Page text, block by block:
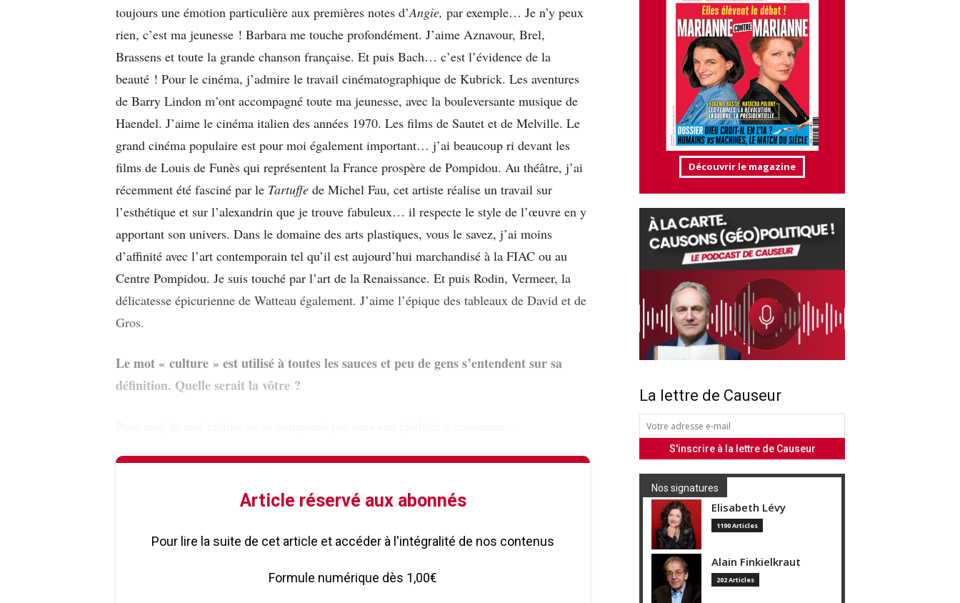
toujours une émotion particulière aux premières notes d’Angie, par exemple… Je n’y peux
rien, c’est ma jeunesse ! Barbara me touche profondément. J’aime Aznavour, Brel,
Brassens et toute la grande chanson française. Et puis Bach… c’est l’évidence de la
beauté ! Pour le cinéma, j’admire le travail cinématographique de Kubrick. Les aventures
de Barry Lindon m’ont accompagné toute ma jeunesse, avec la bouleversante musique de
Haendel. J’aime le cinéma italien des années 1970. Les films de Sautet et de Melville. Le
grand cinéma populaire est pour moi également important… j’ai beaucoup ri devant les
films de Louis de Funès qui représentent la France prospère de Pompidou. Au théâtre, j’ai
récemment été fasciné par le Tartuffe de Michel Fau, cet artiste réalise un travail sur
l’esthétique et sur l’alexandrin que je trouve fabuleux… il respecte le style de l’œuvre en y
apportant son univers. Dans le domaine des arts plastiques, vous le savez, j’ai moins
d’affinité avec l’art contemporain tel qu’il est aujourd’hui marchandisé à la FIAC ou au
Centre Pompidou. Je suis touché par l’art de la Renaissance. Et puis Rodin, Vermeer, la
délicatesse épicurienne de Watteau également. J’aime l’épique des tableaux de David et de
Gros.
Le mot « culture » est utilisé à toutes les sauces et peu de gens s’entendent sur sa
définition. Quelle serait la vôtre ?
Article réservé aux abonnés
Pour lire la suite de cet article et accéder à l'intégralité de nos contenus
Formule numérique dès 1,00€
Découvrir le magazine
La lettre de Causeur
Nos signatures
Elisabeth Lévy
1190 Articles
Alain Finkielkraut
202 Articles